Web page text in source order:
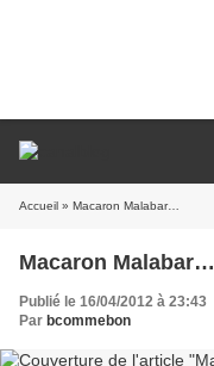
Accueil » Macaron Malabar…
Macaron Malabar…
Publié le 16/04/2012 à 23:43
Par bcommebon